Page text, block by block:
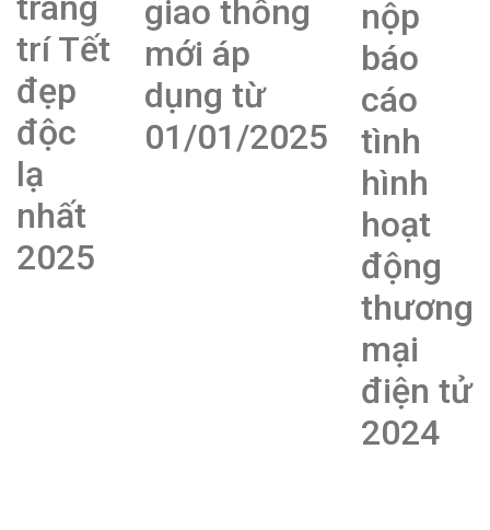
trí Tết
đẹp
độc
lạ
nhất
2025
giao thông
mới áp
dụng từ
01/01/2025
nộp
báo
cáo
tình
hình
hoạt
động
thương
mại
điện tử
2024